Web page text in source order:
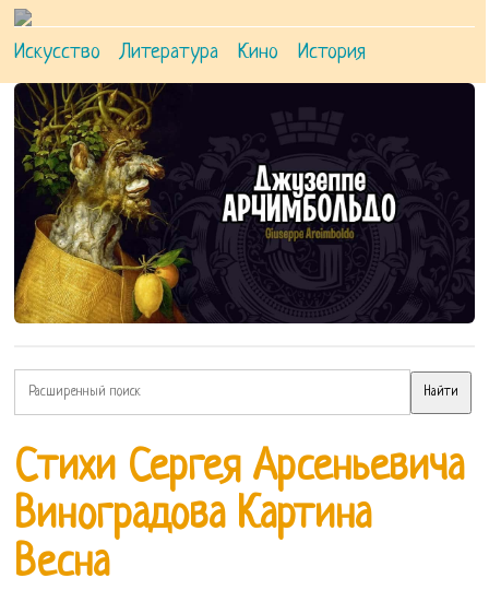
Искусство Литература Кино История
Стихи Сергея Арсеньевича
Виноградова Картина
Весна